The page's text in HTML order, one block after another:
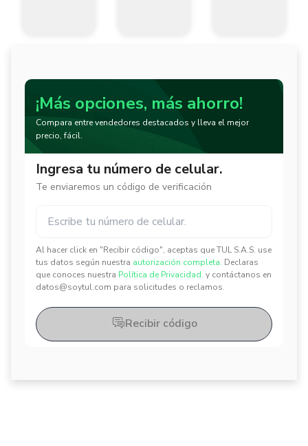
¡Más opciones, más ahorro!
Compara entre vendedores destacados y lleva el mejor
precio, fácil.
Ingresa tu número de celular.
Te enviaremos un código de verificación
Al hacer click en "Recibir código", aceptas que TUL S.A.S. use
tus datos según nuestra autorización completa. Declaras
que conoces nuestra Política de Privacidad. y contáctanos en
datos@soytul.com para solicitudes o reclamos.
✕
✕
Recibir código